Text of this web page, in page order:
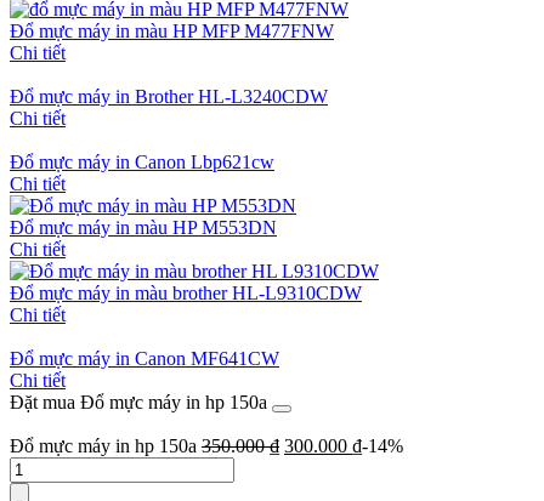
Đổ mực máy in màu HP MFP M477FNW
Chi tiết
Đổ mực máy in Brother HL-L3240CDW
Chi tiết
Đổ mực máy in Canon Lbp621cw
Chi tiết
Đổ mực máy in màu HP M553DN
Chi tiết
Đổ mực máy in màu brother HL-L9310CDW
Chi tiết
Đổ mực máy in Canon MF641CW
Chi tiết
Đặt mua Đổ mực máy in hp 150a
Đổ mực máy in hp 150a 350.000₫ 300.000 ₫-14%
Số
lượng